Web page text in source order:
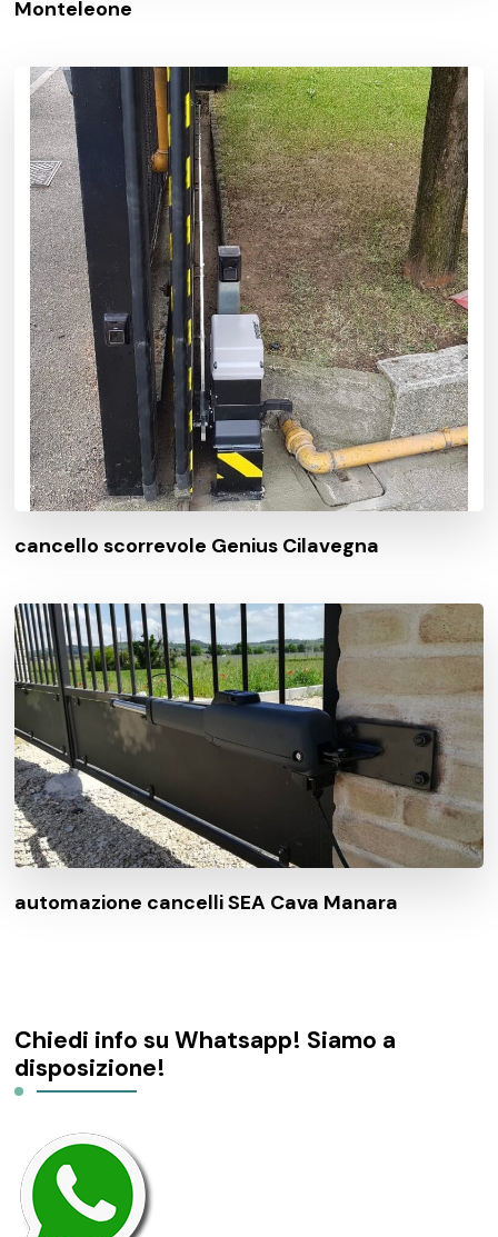
Monteleone
cancello scorrevole Genius Cilavegna
automazione cancelli SEA Cava Manara
Chiedi info su Whatsapp! Siamo a
disposizione!